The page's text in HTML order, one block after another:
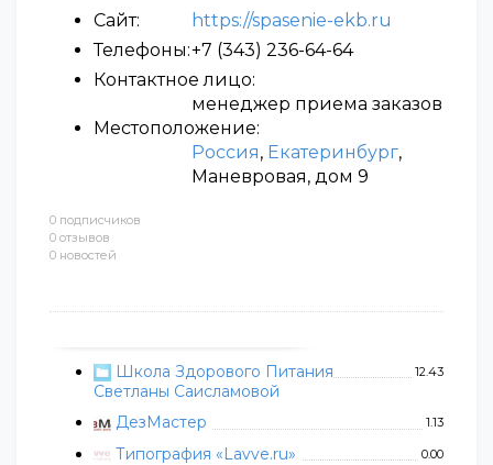
0 подписчиков
0 отзывов
0 новостей
Школа Здорового Питания
Светланы Саисламовой
12.43
ДезМастер 1.13
Типография «Lavve.ru» 0.00
Сайт:
https://spasenie-ekb.ru
Телефоны:+7 (343) 236-64-64
Контактное лицо:
менеджер приема заказов
Местоположение:
Россия, Екатеринбург,
Маневровая, дом 9